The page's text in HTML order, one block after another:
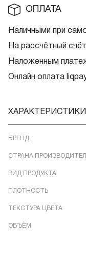
ОПЛАТА
Наличными при
На рассчётный счёт
Наложенным
Онлайн оплата
ХАРАКТЕРИСТИКИ
БРЕНД
СТРАНА
ВИД ПРОДУКТА
ПЛОТНОСТЬ
ТЕКСТУРА ЦВЕТА
ОБЪЁМ